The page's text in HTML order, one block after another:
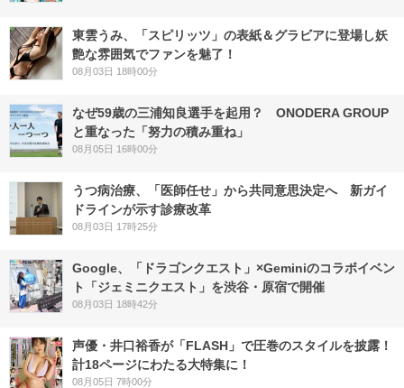
東雲うみ、「スピリッツ」の表紙＆グラビアに登場し妖
艶な雰囲気でファンを魅了！
08月03日 18時00分
なぜ59歳の三浦知良選手を起用？ ONODERA GROUP
と重なった「努力の積み重ね」
08月05日 16時00分
うつ病治療、「医師任せ」から共同意思決定へ 新ガイ
ドラインが示す診療改革
08月03日 17時25分
Google、「ドラゴンクエスト」×Geminiのコラボイベン
ト「ジェミニクエスト」を渋谷・原宿で開催
08月03日 18時42分
声優・井口裕香が「FLASH」で圧巻のスタイルを披露！
計18ページにわたる大特集に！
08月05日 7時00分